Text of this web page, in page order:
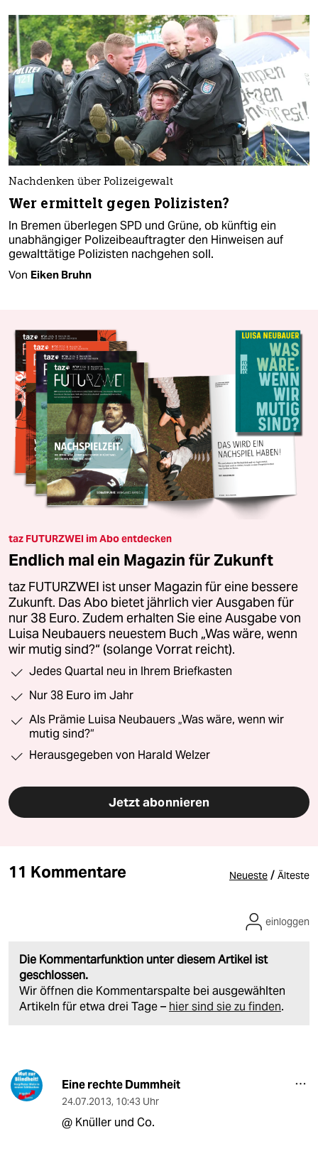
Nachdenken über Polizeigewalt
Wer ermittelt gegen Polizisten?
In Bremen überlegen SPD und Grüne, ob künftig ein
unabhängiger Polizeibeauftragter den Hinweisen auf
gewalttätige Polizisten nachgehen soll.
Von Eiken Bruhn
taz FUTURZWEI im Abo entdecken
Endlich mal ein Magazin für Zukunft
taz FUTURZWEI ist unser Magazin für eine bessere
Zukunft. Das Abo bietet jährlich vier Ausgaben für
nur 38 Euro. Zudem erhalten Sie eine Ausgabe von
Luisa Neubauers neuestem Buch „Was wäre, wenn
wir mutig sind?“ (solange Vorrat reicht).
Jedes Quartal neu in Ihrem Briefkasten
Nur 38 Euro im Jahr
Als Prämie Luisa Neubauers „Was wäre, wenn wir
mutig sind?“
Herausgegeben von Harald Welzer
Jetzt abonnieren
11 Kommentare Neueste / Älteste
Die Kommentarfunktion unter diesem Artikel ist
geschlossen.
Wir öffnen die Kommentarspalte bei ausgewählten
Artikeln für etwa drei Tage – hier sind sie zu finden.
einloggen
Eine rechte Dummheit
24.07.2013, 10:43 Uhr
@ Knüller und Co.